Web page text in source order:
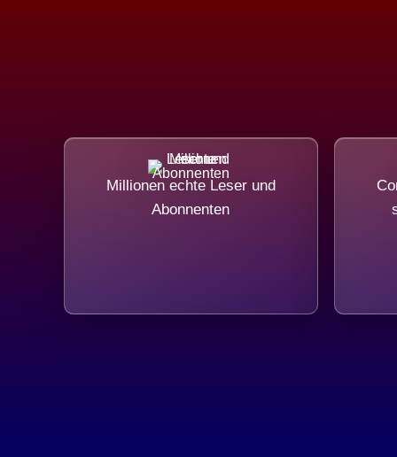
Millionen echte Leser und
Abonnenten